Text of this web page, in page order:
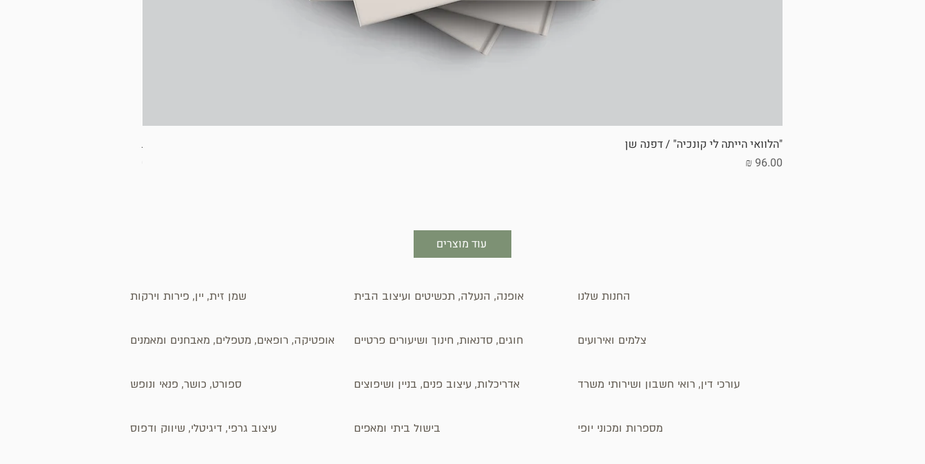
"הלוואי הייתה לי קונכיה" / דפנה שן
מחיר
בובת לאמה
עוד מוצרים
החנות שלנו
צלמים ואירועים
עורכי דין, רואי חשבון ושירותי משרד
מספרות ומכוני יופי
אופנה, הנעלה, תכשיטים ועיצוב הבית
חוגים, סדנאות, חינוך ושיעורים פרטיים
אדריכלות, עיצוב פנים, בניין ושיפוצים
בישול ביתי ומאפים
שמן זית, יין, פירות וירקות
אופטיקה, רופאים, מטפלים, מאבחנים ומאמנים
ספורט, כושר, פנאי ונופש
עיצוב גרפי, דיגיטלי, שיווק ודפוס